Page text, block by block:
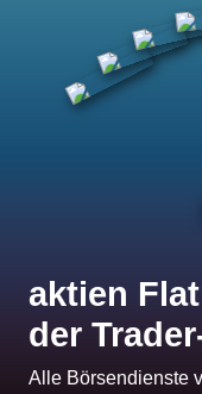
aktien
der
Alle Börsendienste